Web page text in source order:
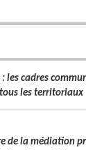
les cadres
les territoriaux
de la médiation